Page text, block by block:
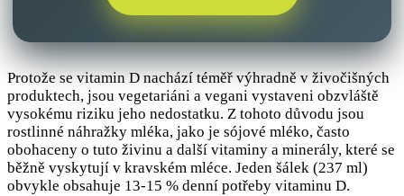
Protože se vitamin D nachází téměř výhradně v živočišných
produktech, jsou vegetariáni a vegani vystaveni obzvláště
vysokému riziku jeho nedostatku. Z tohoto důvodu jsou
rostlinné náhražky mléka, jako je sójové mléko, často
obohaceny o tuto živinu a další vitaminy a minerály, které se
běžně vyskytují v kravském mléce. Jeden šálek (237 ml)
obvykle obsahuje 13-15 % denní potřeby vitaminu D.